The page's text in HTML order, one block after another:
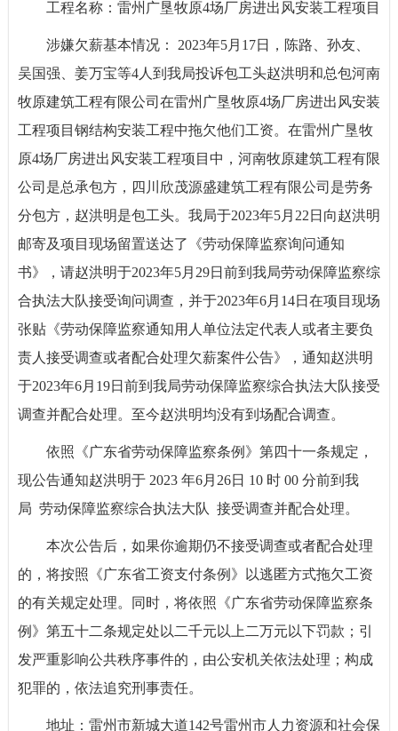
工程名称：雷州广垦牧原4场厂房进出风安装工程项目
涉嫌欠薪基本情况： 2023年5月17日，陈路、孙友、
吴国强、姜万宝等4人到我局投诉包工头赵洪明和总包河南
牧原建筑工程有限公司在雷州广垦牧原4场厂房进出风安装
工程项目钢结构安装工程中拖欠他们工资。在雷州广垦牧
原4场厂房进出风安装工程项目中，河南牧原建筑工程有限
公司是总承包方，四川欣茂源盛建筑工程有限公司是劳务
分包方，赵洪明是包工头。我局于2023年5月22日向赵洪明
邮寄及项目现场留置送达了《劳动保障监察询问通知
书》，请赵洪明于2023年5月29日前到我局劳动保障监察综
合执法大队接受询问调查，并于2023年6月14日在项目现场
张贴《劳动保障监察通知用人单位法定代表人或者主要负
责人接受调查或者配合处理欠薪案件公告》，通知赵洪明
于2023年6月19日前到我局劳动保障监察综合执法大队接受
调查并配合处理。至今赵洪明均没有到场配合调查。
依照《广东省劳动保障监察条例》第四十一条规定，
现公告通知赵洪明于 2023 年6月26日 10 时 00 分前到我
局 劳动保障监察综合执法大队 接受调查并配合处理。
本次公告后，如果你逾期仍不接受调查或者配合处理
的，将按照《广东省工资支付条例》以逃匿方式拖欠工资
的有关规定处理。同时，将依照《广东省劳动保障监察条
例》第五十二条规定处以二千元以上二万元以下罚款；引
发严重影响公共秩序事件的，由公安机关依法处理；构成
犯罪的，依法追究刑事责任。
地址：雷州市新城大道142号雷州市人力资源和社会保